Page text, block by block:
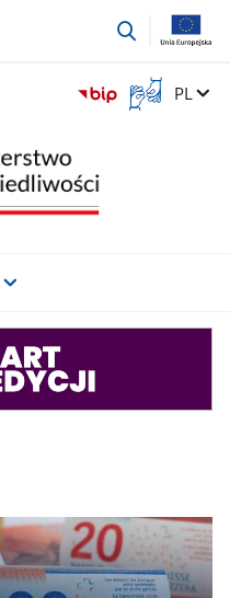
przejdź
Otwórz
okno
Zmień
PL